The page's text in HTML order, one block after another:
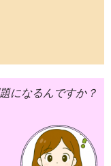
になるんですか？